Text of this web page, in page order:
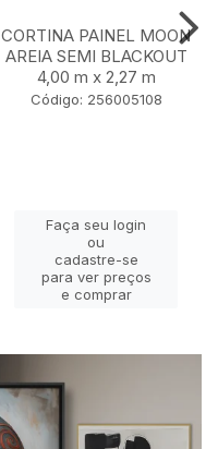
CORTINA PAINEL MOON
AREIA SEMI BLACKOUT
4,00 m x 2,27 m
Código: 256005108
Faça seu login
ou
cadastre-se
para ver preços
e comprar